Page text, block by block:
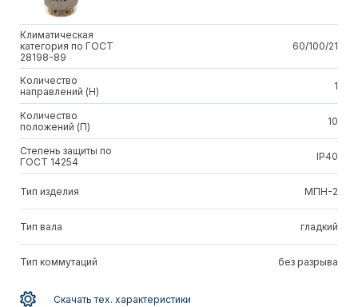
Климатическая
категория по ГОСТ
28198-89
60/100/21
Количество
направлений (Н)
1
Количество
положений (П)
10
Степень защиты по
ГОСТ 14254
IP40
Тип изделия МПН-2
Тип вала гладкий
Тип коммутаций без разрыва
Скачать тех. характеристики